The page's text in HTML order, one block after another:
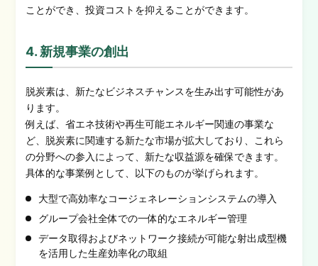
ことができ、投資コストを抑えることができます。
4. 新規事業の創出
脱炭素は、新たなビジネスチャンスを生み出す可能性があ
ります。
例えば、省エネ技術や再生可能エネルギー関連の事業な
ど、脱炭素に関連する新たな市場が拡大しており、これら
の分野への参入によって、新たな収益源を確保できます。
具体的な事業例として、以下のものが挙げられます。
大型で高効率なコージェネレーションシステムの導入
グループ会社全体での一体的なエネルギー管理
データ取得およびネットワーク接続が可能な射出成型機
を活用した生産効率化の取組